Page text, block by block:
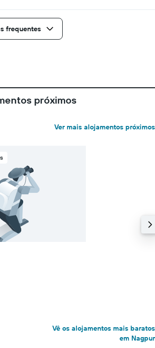
frequentes
próximos
Ver mais alojamentos próximos
Vê os alojamentos mais baratos
em Nagpur